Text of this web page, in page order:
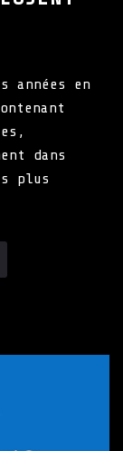
années en
dans
plus